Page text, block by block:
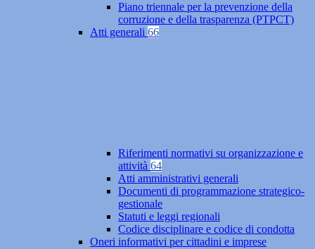
Piano triennale per la prevenzione della
corruzione e della trasparenza (PTPCT)
Atti generali 66
Riferimenti normativi su organizzazione e
attività 64
Atti amministrativi generali
Documenti di programmazione strategico-
gestionale
Statuti e leggi regionali
Codice disciplinare e codice di condotta
Oneri informativi per cittadini e imprese